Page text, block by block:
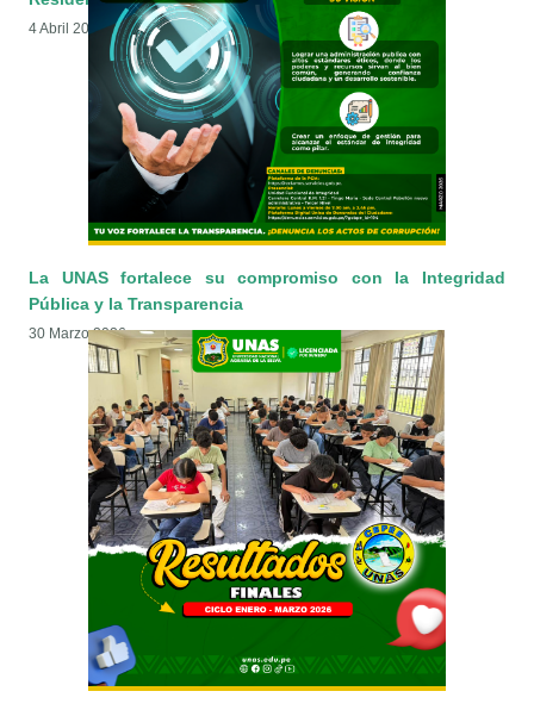
4 Abril 2026
La UNAS fortalece su compromiso con la Integridad
Pública y la Transparencia
30 Marzo 2026